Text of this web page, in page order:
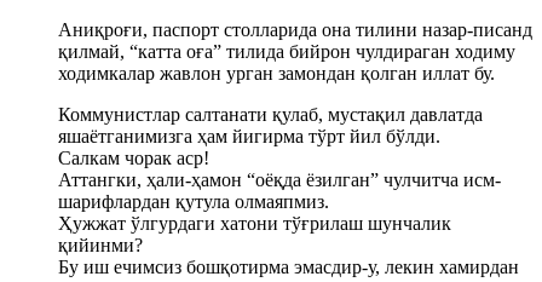
Аниқроғи, паспорт столларида она тилини назар-писанд
қилмай, “катта оға” тилида бийрон чулдираган ходиму
ходимкалар жавлон урган замондан қолган иллат бу.
Коммунистлар салтанати қулаб, мустақил давлатда
яшаётганимизга ҳам йигирма тўрт йил бўлди.
Салкам чорак аср!
Аттангки, ҳали-ҳамон “оёқда ёзилган” чулчитча исм-
шарифлардан қутула олмаяпмиз.
Ҳужжат ўлгурдаги хатони тўғрилаш шунчалик
қийинми?
Бу иш ечимсиз бошқотирма эмасдир-у, лекин хамирдан